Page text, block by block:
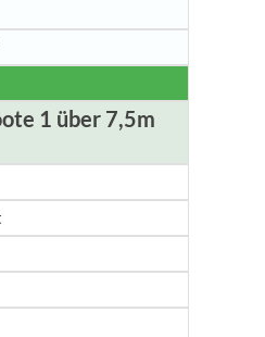
1 über 7,5m